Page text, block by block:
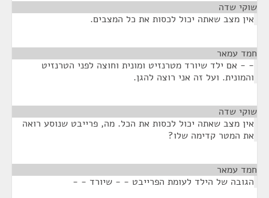
שוקי שדה
אין מצב שאתה יכול לכסות את כל המצבים.
חמד עמאר
- - אם ילד שיורד מטרנזיט ומונית וחוצה לפני הטרנזיט
והמונית. ועל זה אני רוצה להגן.
שוקי שדה
אין מצב שאתה יכול לכסות את הכל. מה, פרייבט שנוסע רואה
את המטר קדימה שלו?
חמד עמאר
הגובה של הילד לעומת הפרייבט - - שיורד - -